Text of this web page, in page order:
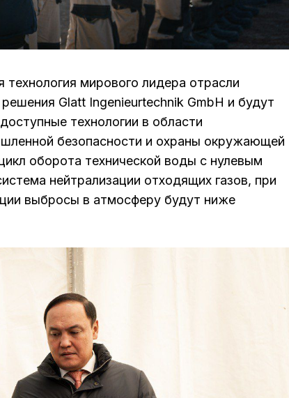
мирового лидера отрасли
Glatt Ingenieurtechnik GmbH и будут
технологии в области
безопасности и охраны окружающей
оборота технической воды с нулевым
нейтрализации отходящих газов, при
выбросы в атмосферу будут ниже